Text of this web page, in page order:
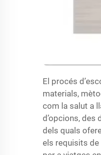
El procés
materials,
com la salut a
d’opcions,
dels quals
els requisits